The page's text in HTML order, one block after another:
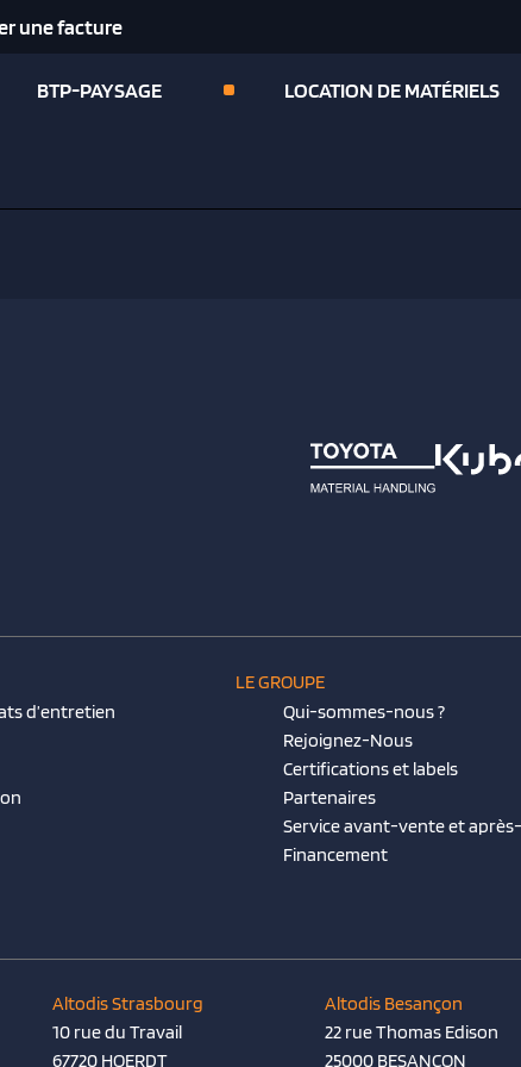
une facture
BTP-PAYSAGE LOCATION DE MATÉRIELS
d’entretien
LE GROUPE
Qui-sommes-nous ?
Rejoignez-Nous
Certifications et labels
Partenaires
Service avant-vente et
Financement
Altodis Strasbourg
10 rue du Travail
67720 HOERDT
Altodis Besançon
22 rue Thomas Edison
25000 BESANÇON